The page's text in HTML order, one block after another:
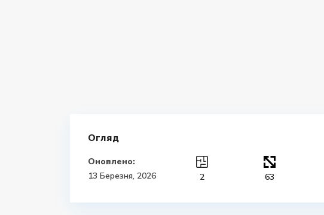
Огляд
Оновлено:
13 Березня, 2026
2 63